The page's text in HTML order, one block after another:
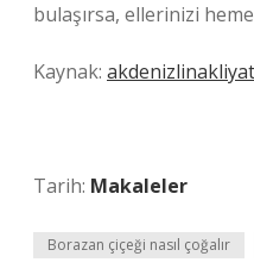
bulaşırsa, ellerinizi
Kaynak:
Tarih: Makaleler
Borazan çiçeği nasıl çoğalır